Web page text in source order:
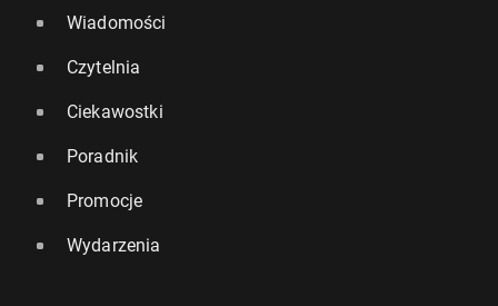
Wiadomości
Czytelnia
Ciekawostki
Poradnik
Promocje
Wydarzenia